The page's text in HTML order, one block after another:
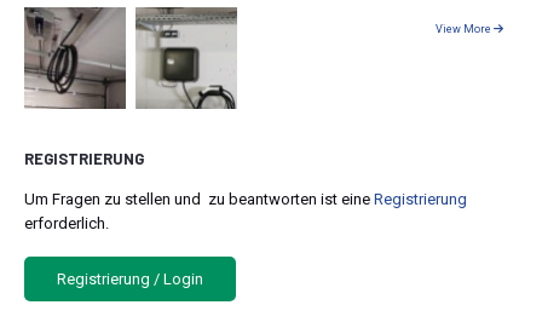
View More
REGISTRIERUNG
Um Fragen zu stellen und zu beantworten ist eine Registrierung
erforderlich.
Registrierung / Login